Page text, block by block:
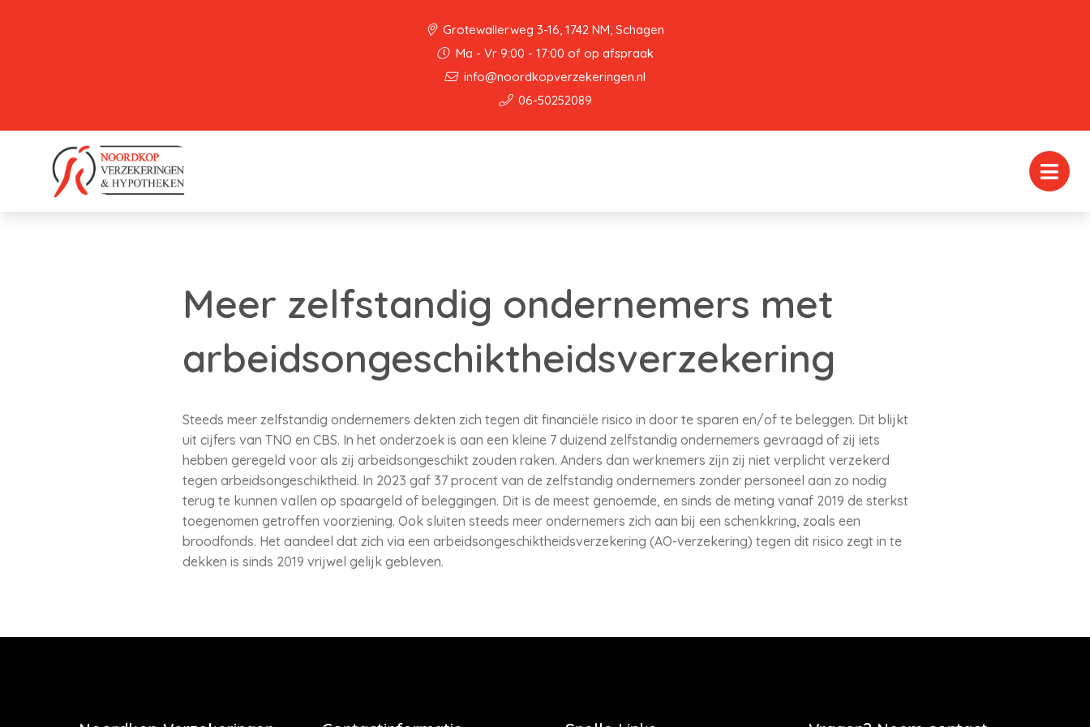
Grotewallerweg 3-16, 1742 NM, Schagen
Ma - Vr 9:00 - 17:00 of op afspraak
info@noordkopverzekeringen.nl
06-50252089
Meer zelfstandig ondernemers met
arbeidsongeschiktheidsverzekering
Steeds meer zelfstandig ondernemers dekten zich tegen dit financiële risico in door te sparen en/of te beleggen. Dit blijkt
uit cijfers van TNO en CBS. In het onderzoek is aan een kleine 7 duizend zelfstandig ondernemers gevraagd of zij iets
hebben geregeld voor als zij arbeidsongeschikt zouden raken. Anders dan werknemers zijn zij niet verplicht verzekerd
tegen arbeidsongeschiktheid. In 2023 gaf 37 procent van de zelfstandig ondernemers zonder personeel aan zo nodig
terug te kunnen vallen op spaargeld of beleggingen. Dit is de meest genoemde, en sinds de meting vanaf 2019 de sterkst
toegenomen getroffen voorziening. Ook sluiten steeds meer ondernemers zich aan bij een schenkkring, zoals een
broodfonds. Het aandeel dat zich via een arbeidsongeschiktheidsverzekering (AO-verzekering) tegen dit risico zegt in te
dekken is sinds 2019 vrijwel gelijk gebleven.